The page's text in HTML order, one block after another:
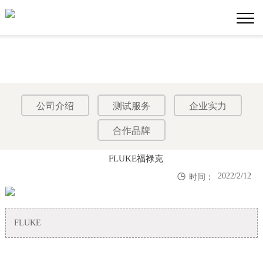
公司介绍 测试服务 企业实力
合作品牌
FLUKE福禄克
 时间： 2022/2/12
FLUKE